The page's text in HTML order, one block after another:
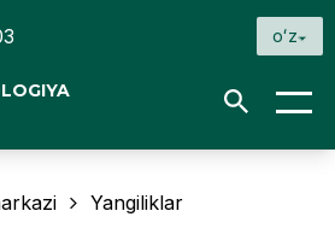
oʻz
Yangiliklar